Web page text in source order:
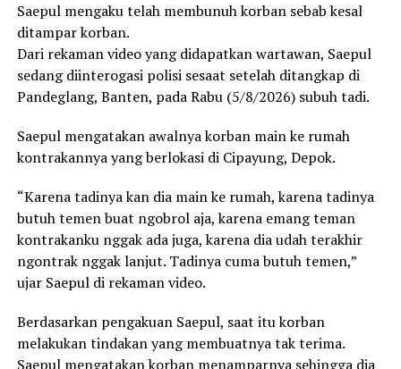
Saepul mengaku telah membunuh korban sebab kesal
ditampar korban.
Dari rekaman video yang didapatkan wartawan, Saepul
sedang diinterogasi polisi sesaat setelah ditangkap di
Pandeglang, Banten, pada Rabu (5/8/2026) subuh tadi.
Saepul mengatakan awalnya korban main ke rumah
kontrakannya yang berlokasi di Cipayung, Depok.
“Karena tadinya kan dia main ke rumah, karena tadinya
butuh temen buat ngobrol aja, karena emang teman
kontrakanku nggak ada juga, karena dia udah terakhir
ngontrak nggak lanjut. Tadinya cuma butuh temen,”
ujar Saepul di rekaman video.
Berdasarkan pengakuan Saepul, saat itu korban
melakukan tindakan yang membuatnya tak terima.
Saepul mengatakan korban menamparnya sehingga dia